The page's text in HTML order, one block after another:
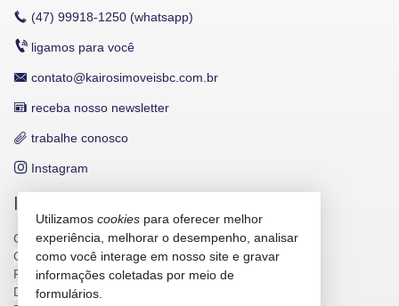
(47) 99918-1250 (whatsapp)
ligamos para você
contato@kairosimoveisbc.com.br
receba nosso newsletter
trabalhe conosco
Instagram
INDICADORES FINANCEIROS
CUB /SC
R$ 3.151,24
CUB /SC variação
0,95%
Poupança
0,6738%
Dólar Comercial
Utilizamos cookies para oferecer melhor
experiência, melhorar o desempenho, analisar
como você interage em nosso site e gravar
informações coletadas por meio de
formulários.